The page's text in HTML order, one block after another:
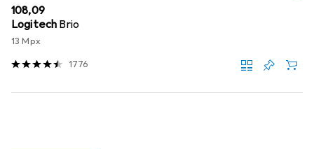
EUR
108,09
Logitech Brio
13 Mpx
1776